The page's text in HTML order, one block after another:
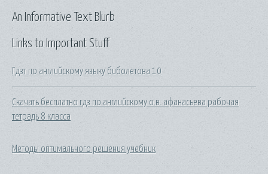
Links to Important Stuff
Гдзт по английскому языку биболетова 10
Скачать бесплатно гдз по английскому о.в. афанасьева рабочая
тетрадь 8 класса
Методы оптимального решения учебник
An Informative Text Blurb